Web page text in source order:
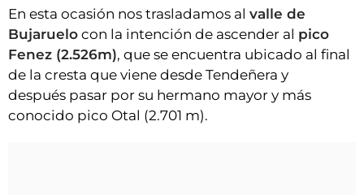
CLUB DEL AMIGO MILITANTE
INICIAR SESIÓN
En esta ocasión nos trasladamos al valle de
Bujaruelo con la intención de ascender al pico
Fenez (2.526m), que se encuentra ubicado al final
de la cresta que viene desde Tendeñera y
después pasar por su hermano mayor y más
conocido pico Otal (2.701 m).